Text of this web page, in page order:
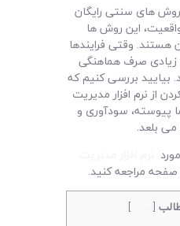
روش های سنتی رایگان
این روش ها
هستند. وقتی فرایندها
زیادی صرف هماهنگی
بررسی کنیم که
از نرم افزار مدیریت
پیوسته، سودآوری و
می بلعد.
صفحه مراجعه کنید.
[بستن]